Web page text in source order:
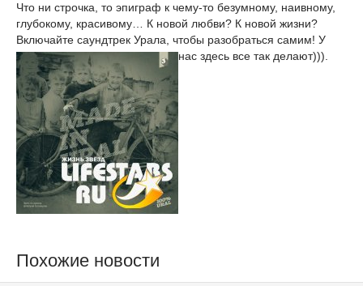
Что ни строчка, то эпиграф к чему-то безумному, наивному,
глубокому, красивому… К новой любви? К новой жизни?
Включайте саундтрек Урала, чтобы разобраться самим! У
нас здесь все так делают))).
Похожие новости